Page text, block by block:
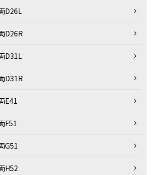
D26L
D26R
D31L
D31R
E41
F51
G51
H52